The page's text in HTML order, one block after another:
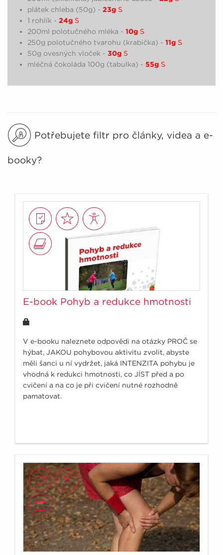
plátek chleba (50g) - 23g S
1 rohlík - 24g S
200ml polotučného mléka - 10g S
250g polotučného tvarohu (krabička) - 11g S
50g ovesných vloček - 30g S
mléčná čokoláda 100g (tabulka) - 55g S
Potřebujete filtr pro články, videa a e-
booky?
E-book Pohyb a redukce hmotnosti
V e-booku naleznete odpovědi na otázky PROČ se
hýbat, JAKOU pohybovou aktivitu zvolit, abyste
měli šanci u ní vydržet, jaká INTENZITA pohybu je
vhodná k redukci hmotnosti, co JÍST před a po
cvičení a na co je při cvičení nutné rozhodně
pamatovat.